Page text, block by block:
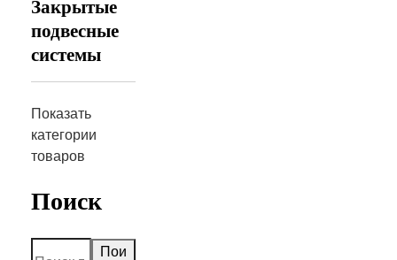
Закрытые
подвесные
системы
Показать
категории
товаров
Поиск
Пои